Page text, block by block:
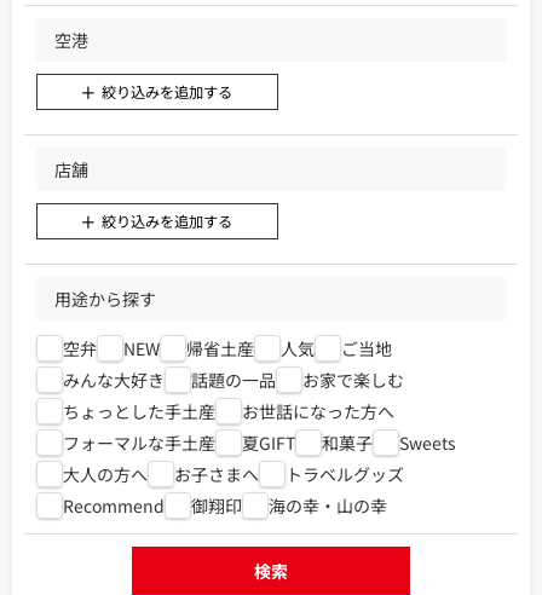
空港
絞り込みを追加する
店舗
絞り込みを追加する
用途から探す
空弁 NEW 帰省土産 人気
ご当地
みんな大好き
話題の一品
お家で楽しむ
ちょっとした手土産
お世話になった方へ
フォーマルな手土産
夏GIFT 和菓子
Sweets
大人の方へ
お子さまへ
トラベルグッズ
Recommend
御翔印 海の幸・山の幸
検索